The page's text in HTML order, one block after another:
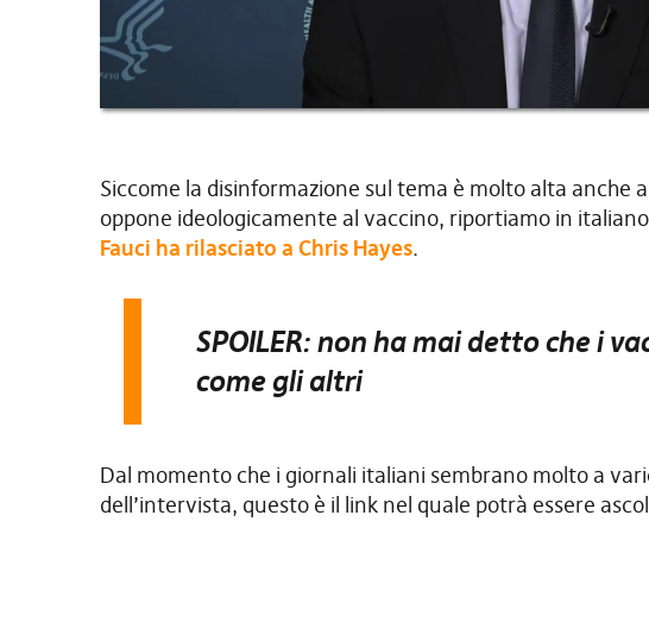
Siccome la disinformazione sul tema è molto alta anche
oppone ideologicamente al vaccino, riportiamo in
Fauci ha rilasciato a Chris Hayes.
SPOILER: non ha mai detto che i
come gli altri
Dal momento che i giornali italiani sembrano molto a
dell’intervista, questo è il link nel quale potrà essere